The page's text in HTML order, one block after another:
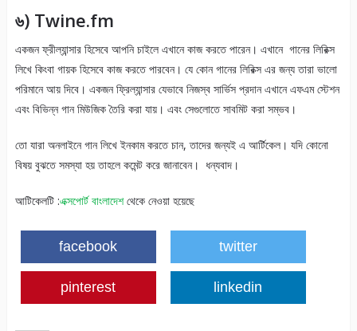
৬) Twine.fm
একজন ফ্রীল্যান্সার হিসেবে আপনি চাইলে এখানে কাজ করতে পারেন। এখানে গানের লিরিক্স
লিখে কিংবা গায়ক হিসেবে কাজ করতে পারবেন। যে কোন গানের লিরিক্স এর জন্য তারা ভালো
পরিমানে আয় দিবে। একজন ফ্রিল্যান্সার যেভাবে নিজস্ব সার্ভিস প্রদান এখানে এফএম স্টেশন
এবং বিভিন্ন গান মিউজিক তৈরি করা যায়। এবং সেগুলোতে সাবমিট করা সম্ভব।
তো যারা অনলাইনে গান লিখে ইনকাম করতে চান, তাদের জন্যই এ আর্টিকেল। যদি কোনো
বিষয় বুঝতে সমস্যা হয় তাহলে কমেন্ট করে জানাবেন। ধন্যবাদ।
আটিকেলটি :এক্সপোর্ট বাংলাদেশথেকে নেওয়া হয়েছে
facebook twitter
pinterest linkedin